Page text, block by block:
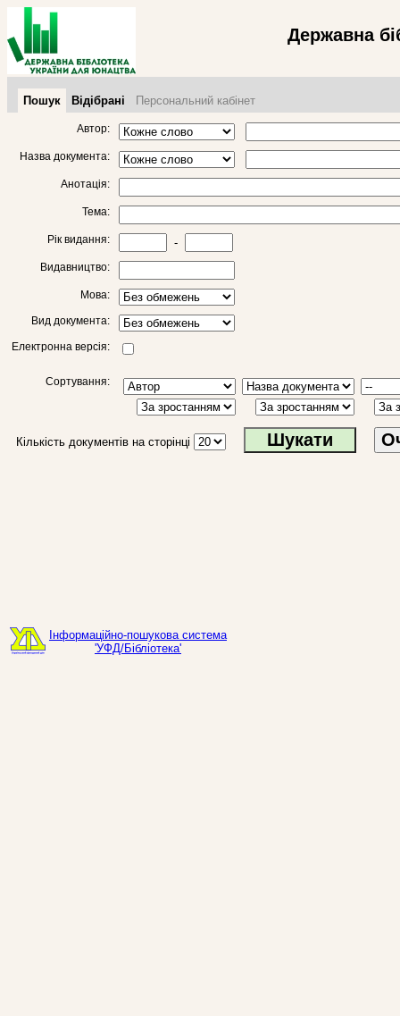
Державна
Пошук Відібрані Персональний кабінет
Автор:
Назва документа:
Анотація:
Тема:
Рік видання: -
Видавництво:
Мова:
Вид документа:
Електронна версія:
Сортування:
Кількість документів на сторінці
Інформаційно-пошукова система
'УФД/Бібліотека'